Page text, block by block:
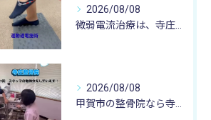
2026/08/08
2026/08/08